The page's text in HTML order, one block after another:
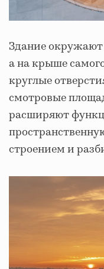
Здание
а на крыше
круглые
смотровые
расширяют
строением и